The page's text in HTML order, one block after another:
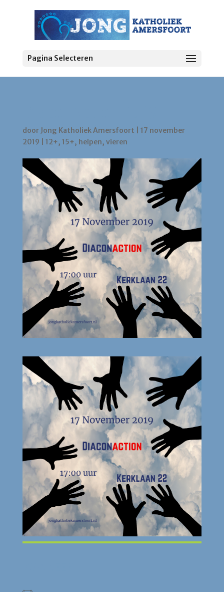
Pagina Selecteren
door Jong Katholiek Amersfoort
17 november
2019
12+, 15+, helpen, vieren